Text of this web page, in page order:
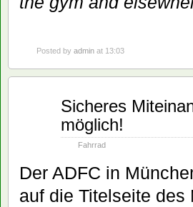
Posted by admin at 13:03
Sicheres
möglich!
Fahrrad
Der ADFC in
auf die Titelseite